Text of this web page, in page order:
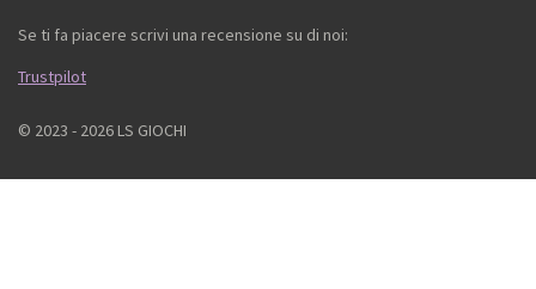
Se ti fa piacere scrivi una recensione su di noi:
Trustpilot
© 2023 - 2026 LS GIOCHI